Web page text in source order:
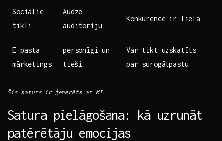
Sociālie⁢
tīkli
Audzē
auditoriju
Konkurence ir ‍liela
E-pasta
mārketings
personīgi un
⁤tieši
Var tikt uzskatīts
par surogātpastu
Šis saturs ir ģenerēts ar⁣ MI.
Satura ‍pielāgošana:⁣ kā uzrunāt
‌patērētāju emocijas